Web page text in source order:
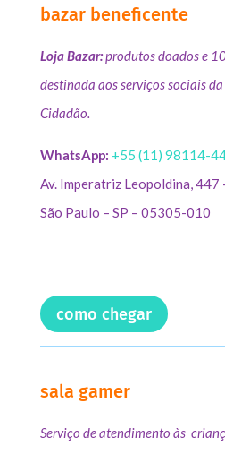
bazar beneficente
Loja Bazar:produtos doados e
destinada aos serviços sociais
Cidadão.
WhatsApp: +55 (11) 98114-
Av. Imperatriz Leopoldina, 447
São Paulo – SP – 05305-010
como chegar
sala gamer
Serviço de atendimento às